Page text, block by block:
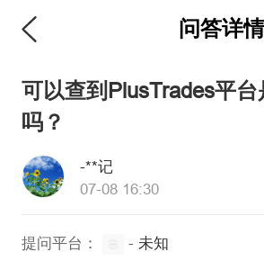
问答详情
可以查到PlusTrades平
吗？
-**记
07-08 16:30
提问平台： - 未知